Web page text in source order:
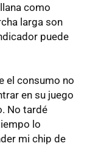
como
larga son
puede
el consumo no
en su juego
No tardé
lo
mi chip de